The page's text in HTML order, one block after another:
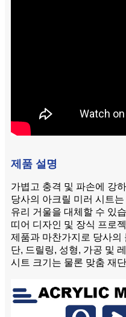
제품 설명
가볍고 충격 및 파손에 강
당사의 아크릴 미러 시트
유리 거울을 대체할 수 있
띠어 디자인 및 장식 프로
제품과 마찬가지로 당사의
단, 드릴링, 성형, 가공 및
시트 크기는 물론 맞춤 재